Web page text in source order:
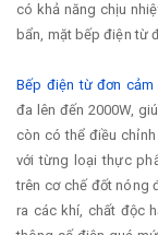
có khả năng chịu
bẩn, mặt bếp điện từ
Bếp điện từ đơn cảm
đa lên đến 2000W,
còn có thể điều
với từng loại thực
trên cơ chế đốt nóng
ra các khí, chất độc